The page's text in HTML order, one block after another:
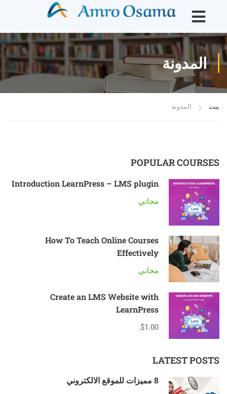
المدونة
بيت المدونة
POPULAR COURSES
Introduction LearnPress – LMS plugin
مجاني
How To Teach Online Courses
Effectively
مجاني
Create an LMS Website with
LearnPress
$1.00
LATEST POSTS
8 مميزات للموقع الالكتروني